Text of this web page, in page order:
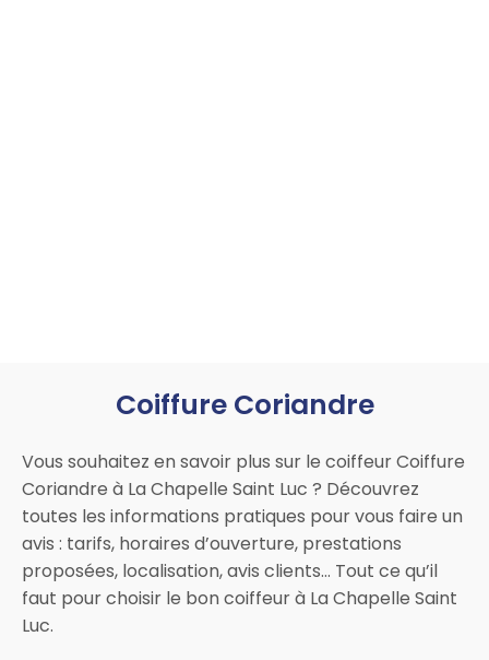
Coiffure Coriandre
Vous souhaitez en savoir plus sur le coiffeur Coiffure
Coriandre à La Chapelle Saint Luc ? Découvrez
toutes les informations pratiques pour vous faire un
avis : tarifs, horaires d’ouverture, prestations
proposées, localisation, avis clients… Tout ce qu’il
faut pour choisir le bon coiffeur à La Chapelle Saint
Luc.